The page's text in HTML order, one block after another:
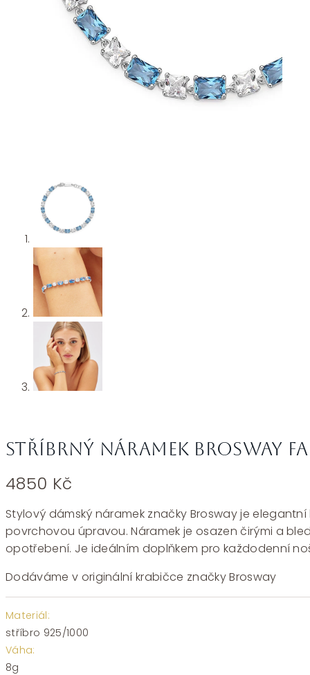
Stříbrný náramek Brosway
4850 Kč
Stylový dámský náramek značky Brosway je
povrchovou úpravou. Náramek je osazen čirými a
opotřebení. Je ideálním doplňkem pro každodenní
Dodáváme v originální krabičce značky Brosway
Materiál:
stříbro 925/1000
Váha:
8g